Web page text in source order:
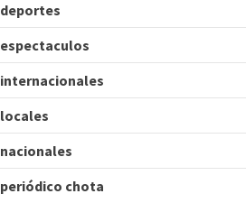
deportes
espectaculos
internacionales
locales
nacionales
periódico chota